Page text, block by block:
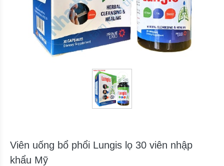
Viên uống bổ phổi Lungis lọ 30 viên nhập
khẩu Mỹ